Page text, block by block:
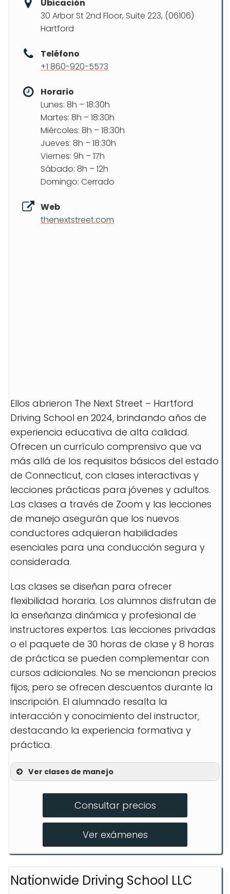
Ubicación
30 Arbor St 2nd Floor, Suite 223, (06106)
Hartford
Teléfono
+1 860-920-5573
Horario
Lunes: 8h – 18:30h
Martes: 8h – 18:30h
Miércoles: 8h – 18:30h
Jueves: 8h – 18:30h
Viernes: 9h – 17h
Sábado: 8h – 12h
Domingo: Cerrado
Web
thenextstreet.com
Ellos abrieron The Next Street – Hartford
Driving School en 2024, brindando años de
experiencia educativa de alta calidad.
Ofrecen un currículo comprensivo que va
más allá de los requisitos básicos del estado
de Connecticut, con clases interactivas y
lecciones prácticas para jóvenes y adultos.
Las clases a través de Zoom y las lecciones
de manejo asegurán que los nuevos
conductores adquieran habilidades
esenciales para una conducción segura y
considerada.
Las clases se diseñan para ofrecer
flexibilidad horaria. Los alumnos disfrutan de
la enseñanza dinámica y profesional de
instructores expertos. Las lecciones privadas
o el paquete de 30 horas de clase y 8 horas
de práctica se pueden complementar con
cursos adicionales. No se mencionan precios
fijos, pero se ofrecen descuentos durante la
inscripción. El alumnado resalta la
interacción y conocimiento del instructor,
destacando la experiencia formativa y
práctica.
Ver clases de manejo
(drogas y alcohol)
Clases de conducción adicionale
Simulacros de pruebas de manejo
Consultar precios
Ver exámenes
Nationwide Driving School LLC